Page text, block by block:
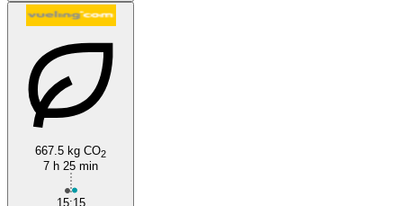
667.5 kg CO2
7 h 25 min
15:15